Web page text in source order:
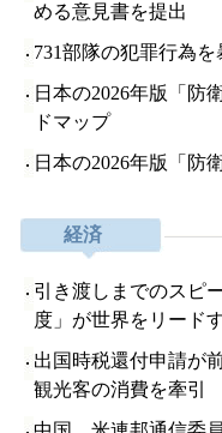
める意見書を提出
731部隊の犯罪行為
日本の2026年版「防
ドマップ
日本の2026年版「防
経済
引き渡しまでのスピ
度」が世界をリード
出国時税還付申請が
観光客の消費を牽引